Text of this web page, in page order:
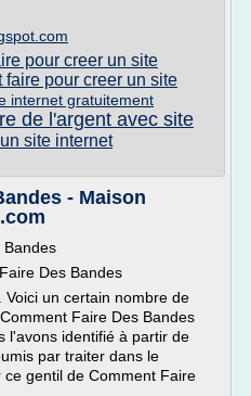
pour creer un site
faire pour creer un site
internet gratuitement
de l'argent avec site
site internet
- Maison
Bandes
Des Bandes
un certain nombre de
Faire Des Bandes
l'avons identifié à partir de
par traiter dans le
gentil de Comment Faire